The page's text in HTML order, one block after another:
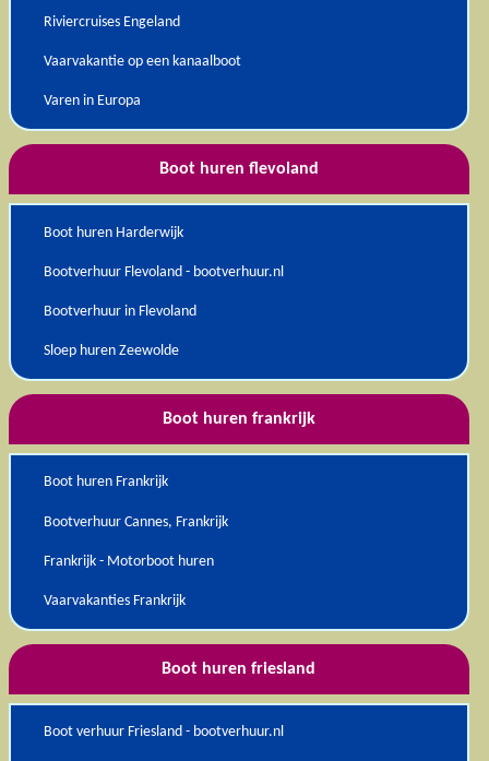
Riviercruises Engeland
Vaarvakantie op een kanaalboot
Varen in Europa
Boot huren flevoland
Boot huren Harderwijk
Bootverhuur Flevoland - bootverhuur.nl
Bootverhuur in Flevoland
Sloep huren Zeewolde
Boot huren frankrijk
Boot huren Frankrijk
Bootverhuur Cannes, Frankrijk
Frankrijk - Motorboot huren
Vaarvakanties Frankrijk
Boot huren friesland
Boot verhuur Friesland - bootverhuur.nl